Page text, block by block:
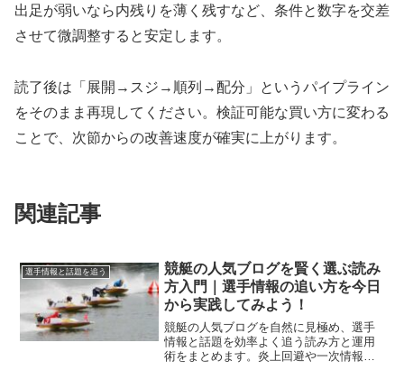
出足が弱いなら内残りを薄く残すなど、条件と数字を交差
させて微調整すると安定します。
読了後は「展開→スジ→順列→配分」というパイプライン
をそのまま再現してください。検証可能な買い方に変わる
ことで、次節からの改善速度が確実に上がります。
関連記事
選手情報と話題を追う
競艇の人気ブログを賢く選ぶ読み
方入門｜選手情報の追い方を今日
から実践してみよう！
競艇の人気ブログを自然に見極め、選手
情報と話題を効率よく追う読み方と運用
術をまとめます。炎上回避や一次情報の